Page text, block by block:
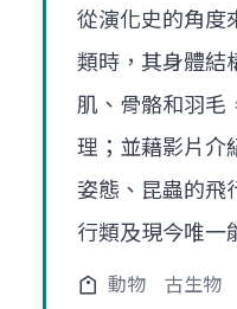
從演化史的角度
類時，其身體結
肌、骨骼和羽毛
理；並藉影片介
姿態、昆蟲的飛
行類及現今唯一
動物 古生物